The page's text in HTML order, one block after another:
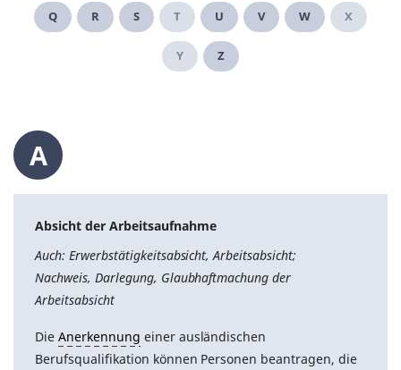
Q R S T U V W X
Y Z
A
Absicht der Arbeitsaufnahme
Auch: Erwerbstätigkeitsabsicht, Arbeitsabsicht;
Nachweis, Darlegung, Glaubhaftmachung der
Arbeitsabsicht
Die Anerkennung einer ausländischen
Berufsqualifikation können Personen beantragen, die